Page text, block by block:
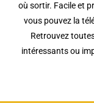
où sortir. Facile et
vous pouvez la
Retrouvez
intéressants ou